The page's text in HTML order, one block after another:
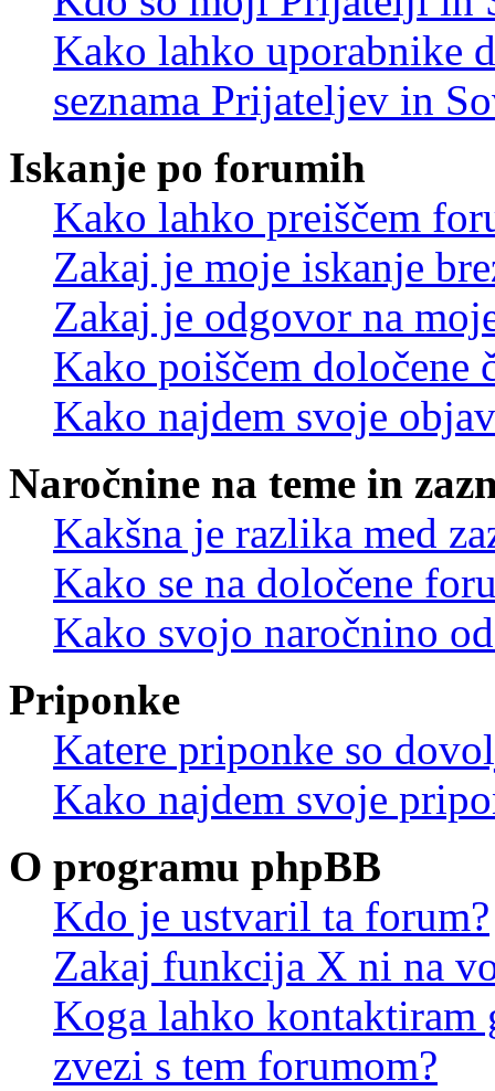
Kako lahko uporabnike
seznama Prijateljev in
Iskanje po forumih
Kako lahko preiščem
Zakaj je moje iskanje
Zakaj je odgovor na
Kako poiščem določene
Kako najdem svoje
Naročnine na teme in
Kakšna je razlika med
Kako se na določene
Kako svojo naročnino
Priponke
Katere priponke so
Kako najdem svoje
O programu phpBB
Kdo je ustvaril ta forum?
Zakaj funkcija X ni na
Koga lahko kontaktiram
zvezi s tem forumom?